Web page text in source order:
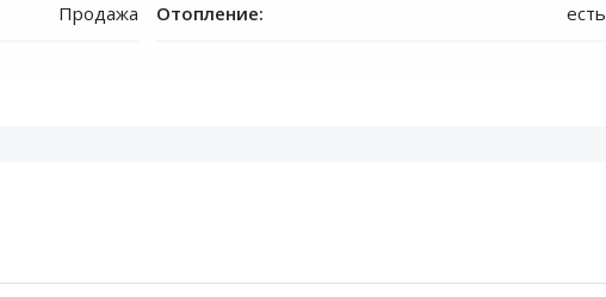
Продажа Отопление: есть